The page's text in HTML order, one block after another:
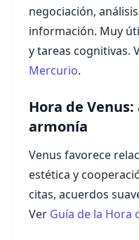
negociación,
información. Muy
y tareas cognitivas.
Mercurio.
Hora de
armonía
Venus favorece
estética y
citas, acuerdos
Ver Guía de la Hora